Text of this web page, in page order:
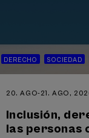
DERECHO SOCIEDAD
20. AGO-21. AGO,
Inclusión,
las personas